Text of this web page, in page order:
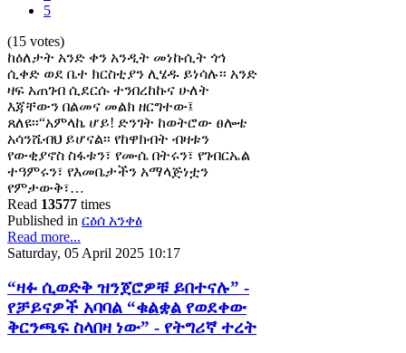
5
(15 votes)
ከዕለታት አንድ ቀን አንዲት መነኩሲት ጎኅ
ሲቀድ ወደ ቤተ ክርስቲያን ሊሄዱ ይነሳሉ፡፡ አንድ
ዛፍ አጠገብ ሲደርሱ ተንበረከኩና ሁለት
እጃቸውን በልመና መልክ ዘርግተው፤
ጸለዩ፡፡“አምላኬ ሆይ! ድንገት ከወትሮው ፀሎቴ
አሳንሼብህ ይሆናል፡፡ የከዋክብት ብዛቱን
የውቂያኖስ ስፋቱን፣ የሙሴ በትሩን፣ የገብርኤል
ተዓምሩን፣ የእመቤታችን አማላጅነቷን
የምታውቅ፣…
Read 13577 times
Published in ርዕሰ አንቀፅ
Read more...
Saturday, 05 April 2025 10:17
“ዛፉ ሲወድቅ ዝንጀሮዎቹ ይበተናሉ” -
የቻይናዎች አባባል “ቁልቋል የወደቀው
ቅርንጫፍ ስላበዛ ነው” - የትግሪኛ ተረት